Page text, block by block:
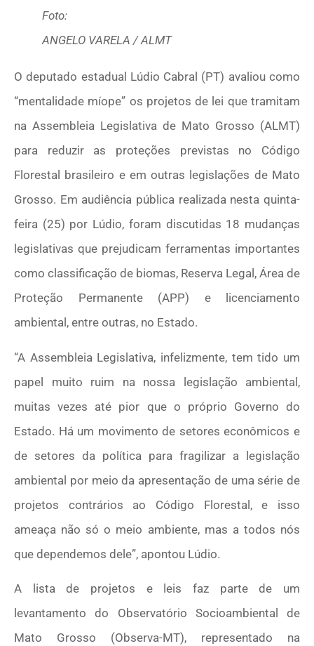
Foto:
ANGELO VARELA / ALMT
O deputado estadual Lúdio Cabral (PT) avaliou como
“mentalidade míope” os projetos de lei que tramitam
na Assembleia Legislativa de Mato Grosso (ALMT)
para reduzir as proteções previstas no Código
Florestal brasileiro e em outras legislações de Mato
Grosso. Em audiência pública realizada nesta quinta-
feira (25) por Lúdio, foram discutidas 18 mudanças
legislativas que prejudicam ferramentas importantes
como classificação de biomas, Reserva Legal, Área de
Proteção Permanente (APP) e licenciamento
ambiental, entre outras, no Estado.
“A Assembleia Legislativa, infelizmente, tem tido um
papel muito ruim na nossa legislação ambiental,
muitas vezes até pior que o próprio Governo do
Estado. Há um movimento de setores econômicos e
de setores da política para fragilizar a legislação
ambiental por meio da apresentação de uma série de
projetos contrários ao Código Florestal, e isso
ameaça não só o meio ambiente, mas a todos nós
que dependemos dele”, apontou Lúdio.
A lista de projetos e leis faz parte de um
levantamento do Observatório Socioambiental de
Mato Grosso (Observa-MT), representado na